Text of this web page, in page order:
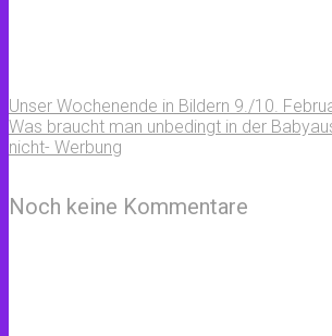
Unser Wochenende in Bildern 9./10.
Was braucht man unbedingt in der
nicht- Werbung
Noch keine Kommentare